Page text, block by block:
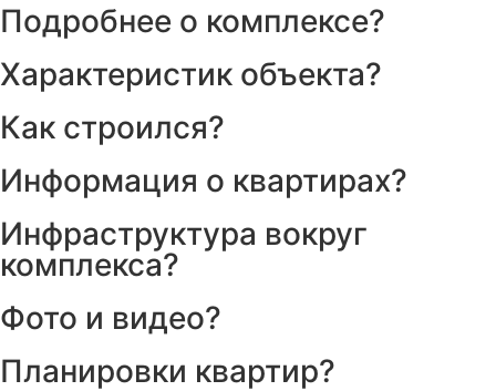
Подробнее о комплексе?
Характеристик объекта?
Как строился?
Информация о квартирах?
Инфраструктура вокруг
комплекса?
Фото и видео?
Планировки квартир?